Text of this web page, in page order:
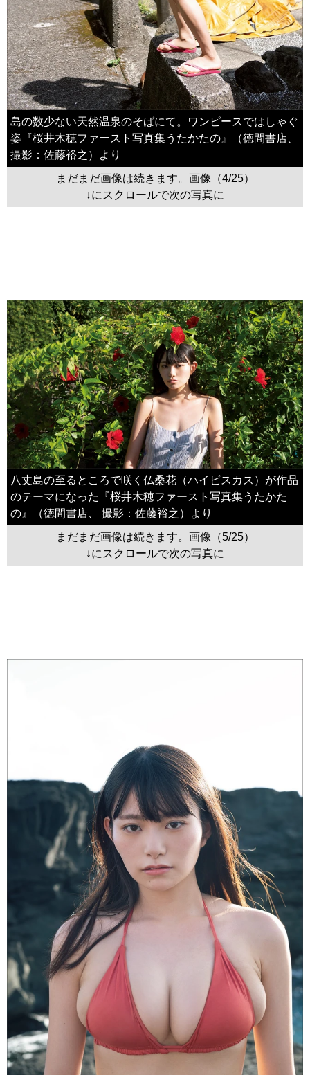
島の数少ない天然温泉のそばにて。ワンピースではしゃぐ
姿『桜井木穂ファースト写真集うたかたの』（徳間書店、
撮影：佐藤裕之）より
まだまだ画像は続きます。画像（4/25）
↓にスクロールで次の写真に
八丈島の至るところで咲く仏桑花（ハイビスカス）が作品
のテーマになった『桜井木穂ファースト写真集うたかた
の』（徳間書店、 撮影：佐藤裕之）より
まだまだ画像は続きます。画像（5/25）
↓にスクロールで次の写真に